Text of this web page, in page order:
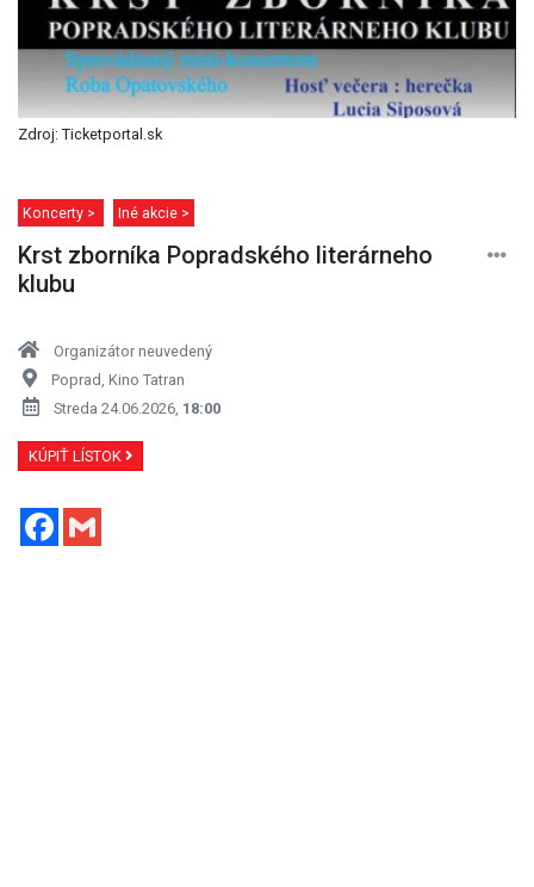
Zdroj: Ticketportal.sk
Koncerty > Iné akcie >
Krst zborníka Popradského literárneho
klubu
Organizátor neuvedený
Poprad, Kino Tatran
Streda 24.06.2026, 18:00
KÚPIŤ LÍSTOK
Facebook